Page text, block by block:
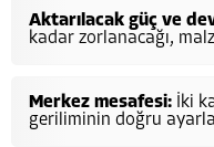
Aktarılacak güç ve
kadar zorlanacağı,
Merkez mesafesi: İki
geriliminin doğru